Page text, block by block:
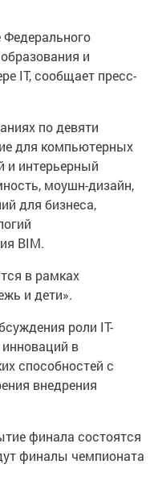
Федерального
и
IT, сообщает пресс-
по девяти
для компьютерных
и интерьерный
моушн-дизайн,
для бизнеса,
BIM.
в рамках
и дети».
роли IT-
в
способностей с
внедрения
финала состоятся
финалы чемпионата